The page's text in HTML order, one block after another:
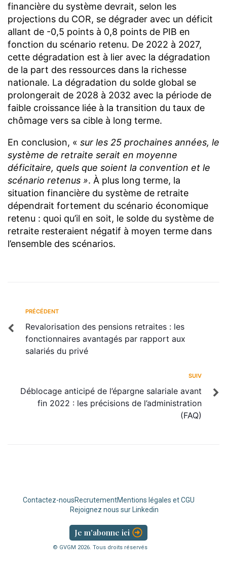
financière du système devrait, selon les
projections du COR, se dégrader avec un déficit
allant de -0,5 points à 0,8 points de PIB en
fonction du scénario retenu. De 2022 à 2027,
cette dégradation est à lier avec la dégradation
de la part des ressources dans la richesse
nationale. La dégradation du solde global se
prolongerait de 2028 à 2032 avec la période de
faible croissance liée à la transition du taux de
chômage vers sa cible à long terme.
En conclusion, « sur les 25 prochaines années, le
système de retraite serait en moyenne
déficitaire, quels que soient la convention et le
scénario retenus ». À plus long terme, la
situation financière du système de retraite
dépendrait fortement du scénario économique
retenu : quoi qu’il en soit, le solde du système de
retraite resteraient négatif à moyen terme dans
l’ensemble des scénarios.
PRÉCÉDENT
Revalorisation des pensions retraites : les
fonctionnaires avantagés par rapport aux
salariés du privé
SUIV
Déblocage anticipé de l’épargne salariale avant
fin 2022 : les précisions de l’administration
(FAQ)
Contactez-nousRecrutementMentions légales et CGU
Rejoignez nous sur Linkedin
Je m'abonne ici
© GVGM 2026. Tous droits réservés